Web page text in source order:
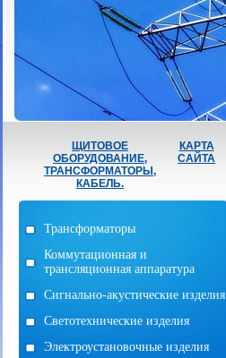
ЩИТОВОЕ
ОБОРУДОВАНИЕ,
ТРАНСФОРМАТОРЫ,
КАБЕЛЬ.
КАРТА
САЙТА
Трансформаторы
Коммутационная и
трансляционная аппаратура
Сигнально-акустические изделия
Светотехнические изделия
Электроустановочные изделия